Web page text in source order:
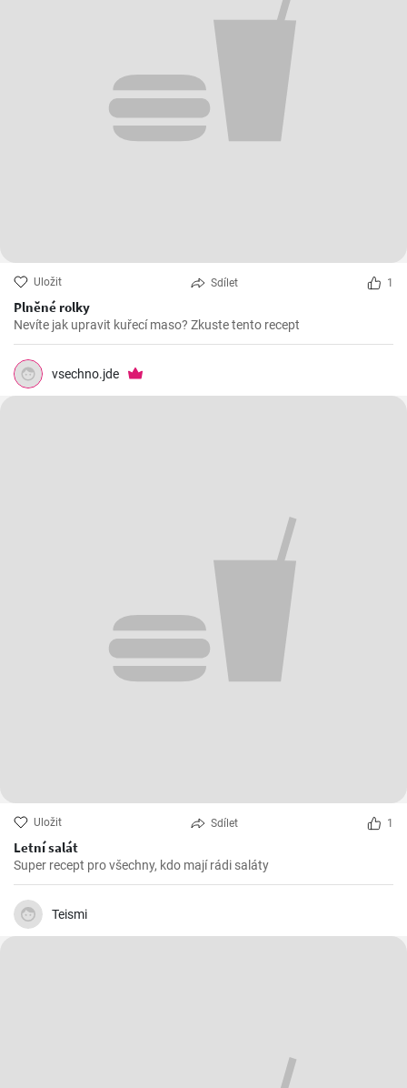
Uložit Sdílet 1
Plněné rolky
Nevíte jak upravit kuřecí maso? Zkuste tento recept
vsechno.jde
Uložit Sdílet 1
Letní salát
Super recept pro všechny, kdo mají rádi saláty
Teismi